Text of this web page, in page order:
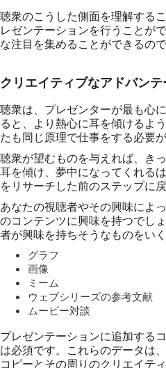
聴衆のこうした側面を理解する
レゼンテーションを行うことが
な注目を集めることができるので
クリエイティブなアドバン
聴衆は、プレゼンターが最も心
ると、より熱心に耳を傾けるよ
たも同じ原理で仕事をする必要が
聴衆が望むものを与えれば、き
耳を傾け、夢中になってくれる
をリサーチした前のステップに戻
あなたの視聴者やその興味によ
のコンテンツに興味を持つでし
者が興味を持ちそうなものをい
グラフ
画像
ミーム
ウェブシリーズの参考文献
ムービー対談
プレゼンテーションに追加する
は必須です。これらのデータは
コピーとその周りのクリエイテ